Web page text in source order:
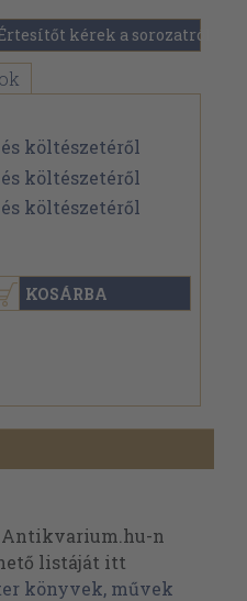
kérek a sorozatról
KOSÁRBA
Antikvarium.hu-n
listáját itt
könyvek, művek